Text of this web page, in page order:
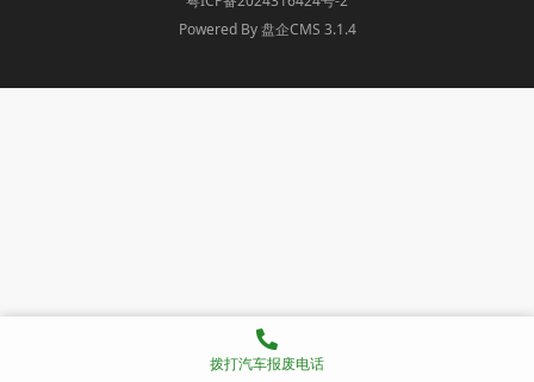
Powered By 盘企CMS 3.1.4
盘企CMS
拨打汽车报废电话